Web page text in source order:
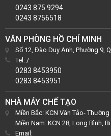
0243 875 9294
0243 8756518
VĂN PHÒNG HỒ CHÍ MINH
Số 12, Đào Duy Anh, Phường 9,
Tel:
0283 8453950
/
0283 8453951
NHÀ MÁY CHẾ TẠO
Miền Bắc: KCN Vân Tảo- Thường
Miền Nam: KCN 28, Long Bình,
Email: